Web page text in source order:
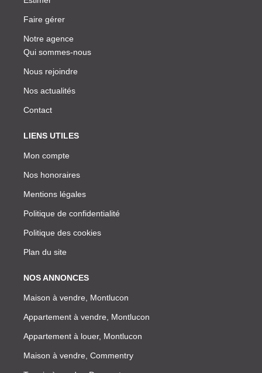
Faire gérer
Notre agence
Qui sommes-nous
Nous rejoindre
Nos actualités
Contact
LIENS UTILES
Mon compte
Nos honoraires
Mentions légales
Politique de confidentialité
Politique des cookies
Plan du site
NOS ANNONCES
Maison à vendre, Montlucon
Appartement à vendre, Montlucon
Appartement à louer, Montlucon
Maison à vendre, Commentry